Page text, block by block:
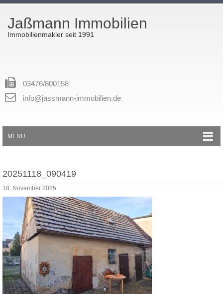
Jaßmann Immobilien
Immobilienmakler seit 1991
03476/800158
info@jassmann-immobilien.de
MENU
20251118_090419
18. November 2025